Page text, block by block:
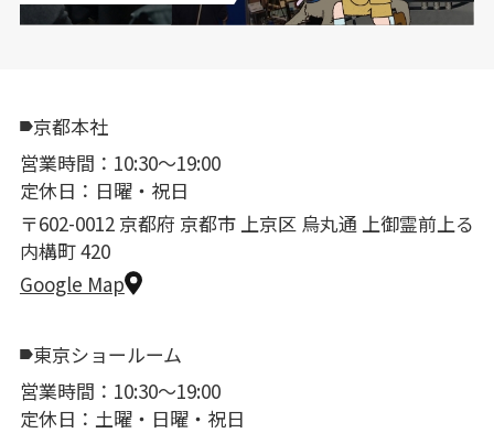
京都本社
営業時間：10:30〜19:00
定休日：日曜・祝日
〒602-0012 京都府 京都市 上京区 烏丸通 上御霊前上る
内構町 420
Google Map
東京ショールーム
営業時間：10:30〜19:00
定休日：土曜・日曜・祝日